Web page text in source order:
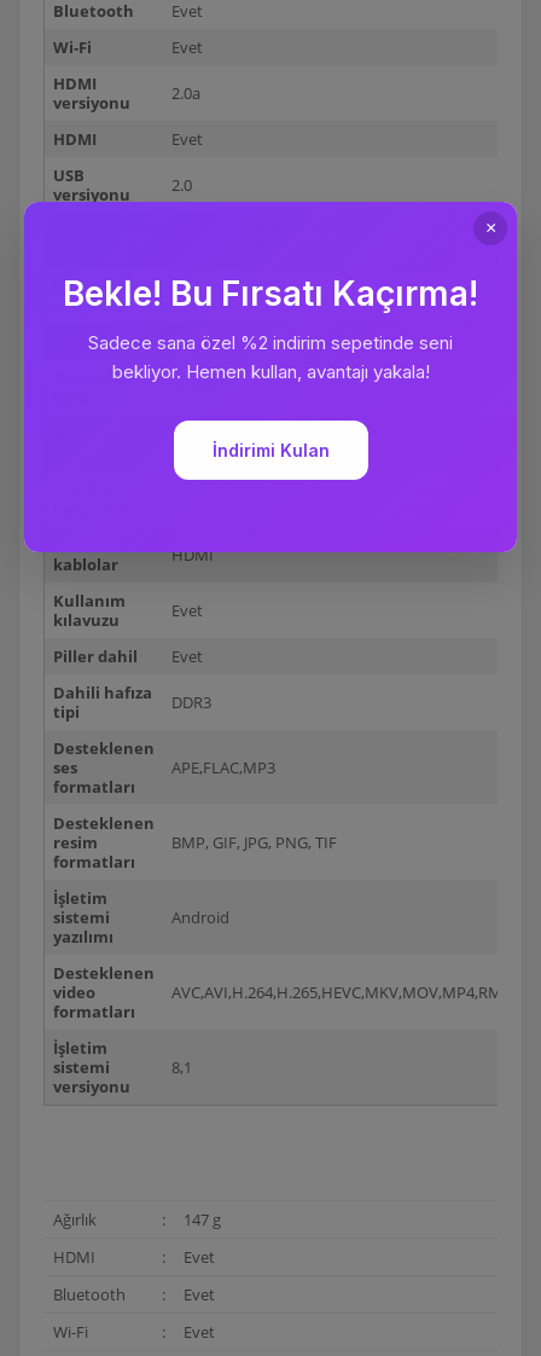
Bluetooth
Evet
Wi-Fi
Evet
HDMI
versiyonu
2.0a
HDMI
Evet
USB
versiyonu
2.0
Entegre kart
okuyucu
Hayır
Dahili hafıza
8 GB
Depo alan
kablolar
HDMI
Kullanım
kılavuzu
Evet
Piller dahil
Evet
Dahili hafıza
tipi
DDR3
Desteklenen
ses
formatları
APE,FLAC,MP3
Desteklenen
resim
formatları
BMP, GIF, JPG, PNG, TIF
İşletim
sistemi
yazılımı
Android
Desteklenen
video
formatları
İşletim
sistemi
versiyonu
8,1
Ağırlık :
147 g
HDMI
:
Evet
Bluetooth
:
Evet
Wi-Fi
:
Evet